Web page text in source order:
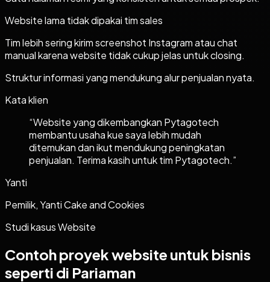
Website lama tidak dipakai tim sales
Tim lebih sering kirim screenshot Instagram atau chat
manual karena website tidak cukup jelas untuk closing.
Struktur informasi yang mendukung alur penjualan nyata.
Kata klien
“Website yang dikembangkan Pytagotech
membantu usaha kue saya lebih mudah
ditemukan dan ikut mendukung peningkatan
penjualan. Terima kasih untuk tim Pytagotech.”
Yanti
Pemilik, Yanti Cake and Cookies
Studi kasusWebsite
Contoh proyekwebsite untuk bisnis
seperti di Pariaman